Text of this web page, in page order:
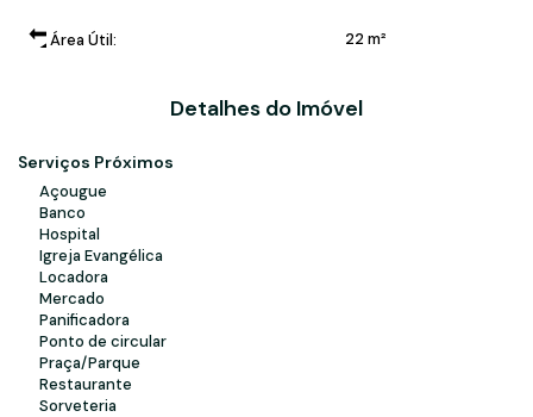
Área Útil: 22 m²
Detalhes do Imóvel
Serviços Próximos
Açougue
Banco
Hospital
Igreja Evangélica
Locadora
Mercado
Panificadora
Ponto de circular
Praça/Parque
Restaurante
Sorveteria